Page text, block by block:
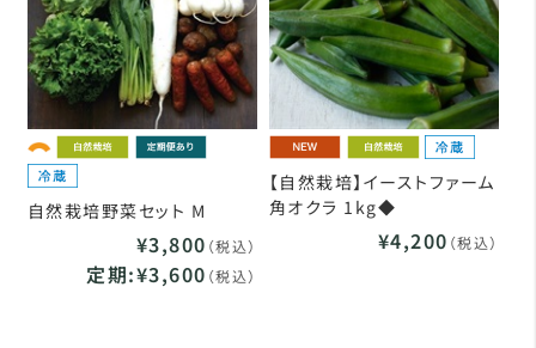
自然栽培野菜セット M
¥3,800 （税込）
定期:¥3,600 （税込）
【自然栽培】イーストファーム
角オクラ 1kg◆
¥4,200 （税込）